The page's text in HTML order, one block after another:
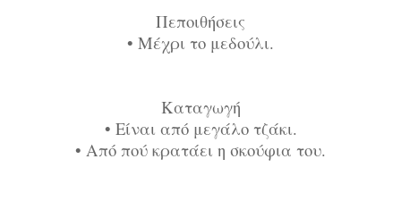
Πεποιθήσεις
• Μέχρι το μεδούλι.
Καταγωγή
• Είναι από μεγάλο τζάκι.
• Από πού κρατάει η σκούφια του.